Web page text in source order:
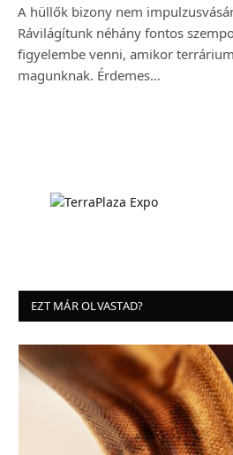
A hüllők bizony nem
Rávilágítunk néhány fontos
figyelembe venni, amikor
magunknak. Érdemes…
EZT MÁR OLVASTAD?